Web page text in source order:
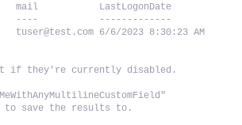
mail           LastLogonDate
----           -------------
tuser@test.com 6/6/2023 8:30:23 AM
if they're currently disabled.
save the results to.